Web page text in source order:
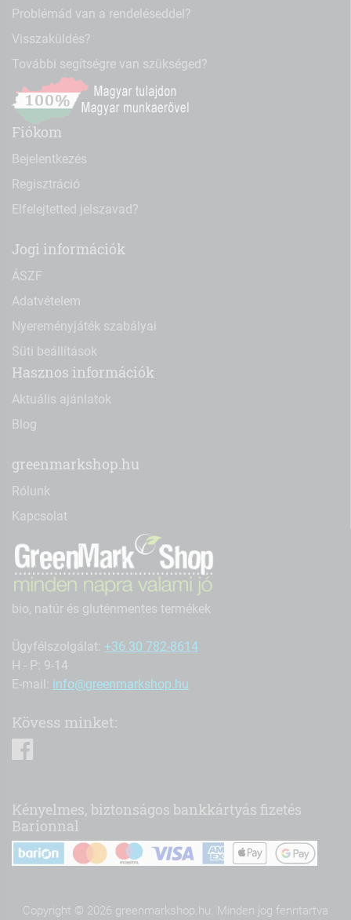
Problémád van a rendeléseddel?
Visszaküldés?
További segítségre van szükséged?
Fiókom
Bejelentkezés
Regisztráció
Elfelejtetted jelszavad?
Jogi információk
ÁSZF
Adatvételem
Nyereményjáték szabályai
Süti beállítások
Hasznos információk
Aktuális ajánlatok
Blog
greenmarkshop.hu
Rólunk
Kapcsolat
bio, natúr és gluténmentes termékek
Ügyfélszolgálat: +36 30 782-8614
H - P: 9-14
E-mail: info@greenmarkshop.hu
Kövess minket:
Kényelmes, biztonságos bankkártyás fizetés
Barionnal
Copyright © 2026 greenmarkshop.hu. Minden jog fenntartva